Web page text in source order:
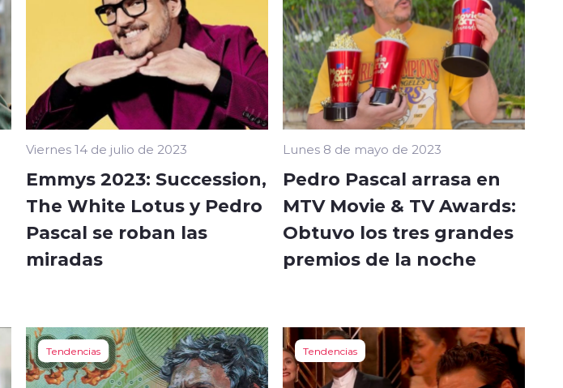
Viernes 14 de julio de 2023
Emmys 2023: Succession,
The White Lotus y Pedro
Pascal se roban las
miradas
Lunes 8 de mayo de 2023
Pedro Pascal arrasa en
MTV Movie & TV Awards:
Obtuvo los tres grandes
premios de la noche
Tendencias Tendencias